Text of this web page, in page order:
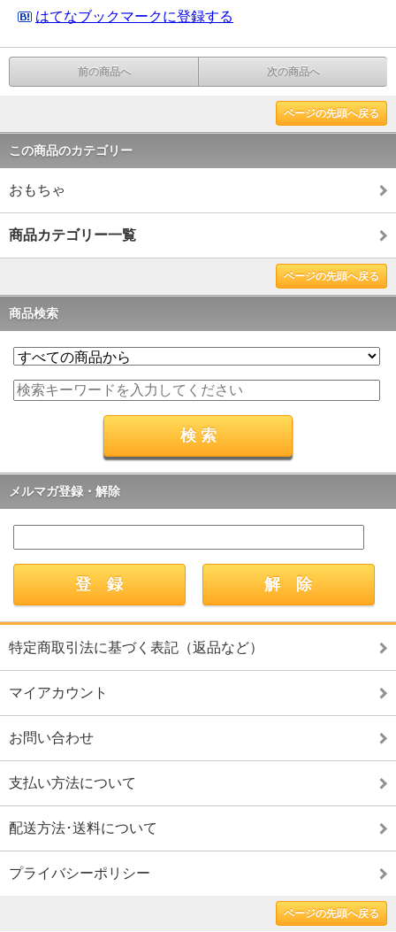
はてなブックマークに登録する
前の商品へ 次の商品へ
ページの先頭へ戻る
この商品のカテゴリー
おもちゃ
商品カテゴリー一覧
ページの先頭へ戻る
商品検索
メルマガ登録・解除
特定商取引法に基づく表記（返品など）
マイアカウント
お問い合わせ
支払い方法について
配送方法･送料について
プライバシーポリシー
ページの先頭へ戻る